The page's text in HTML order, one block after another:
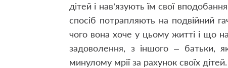
дітей і нав’язують їм свої
спосіб потрапляють на подвійний
чого вона хоче у цьому житті і що
задоволення, з іншого – батьки,
минулому мрії за рахунок своїх дітей.